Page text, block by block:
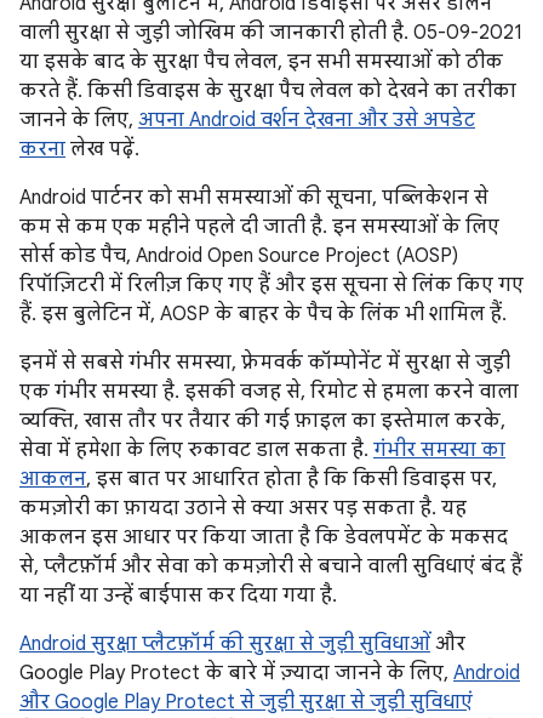
वाली सुरक्षा से जुड़ी जोखिम की जानकारी होती है. 05-09-2021
या इसके बाद के सुरक्षा पैच लेवल, इन सभी समस्याओं को ठीक
करते हैं. किसी डिवाइस के सुरक्षा पैच लेवल को देखने का तरीका
जानने के लिए, अपना Android वर्शन देखना और उसे अपडेट
करना लेख पढ़ें.
Android पार्टनर को सभी समस्याओं की सूचना, पब्लिकेशन से
कम से कम एक महीने पहले दी जाती है. इन समस्याओं के लिए
सोर्स कोड पैच, Android Open Source Project (AOSP)
रिपॉज़िटरी में रिलीज़ किए गए हैं और इस सूचना से लिंक किए गए
हैं. इस बुलेटिन में, AOSP के बाहर के पैच के लिंक भी शामिल हैं.
इनमें से सबसे गंभीर समस्या, फ़्रेमवर्क कॉम्पोनेंट में सुरक्षा से जुड़ी
एक गंभीर समस्या है. इसकी वजह से, रिमोट से हमला करने वाला
व्यक्ति, खास तौर पर तैयार की गई फ़ाइल का इस्तेमाल करके,
सेवा में हमेशा के लिए रुकावट डाल सकता है. गंभीर समस्या का
आकलन, इस बात पर आधारित होता है कि किसी डिवाइस पर,
कमज़ोरी का फ़ायदा उठाने से क्या असर पड़ सकता है. यह
आकलन इस आधार पर किया जाता है कि डेवलपमेंट के मकसद
से, प्लैटफ़ॉर्म और सेवा को कमज़ोरी से बचाने वाली सुविधाएं बंद हैं
या नहीं या उन्हें बाईपास कर दिया गया है.
Android सुरक्षा प्लैटफ़ॉर्म की सुरक्षा से जुड़ी सुविधाओं और
Google Play Protect के बारे में ज़्यादा जानने के लिए, Android
और Google Play Protect से जुड़ी सुरक्षा से जुड़ी सुविधाएं